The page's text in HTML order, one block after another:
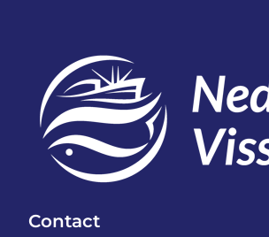
Contact